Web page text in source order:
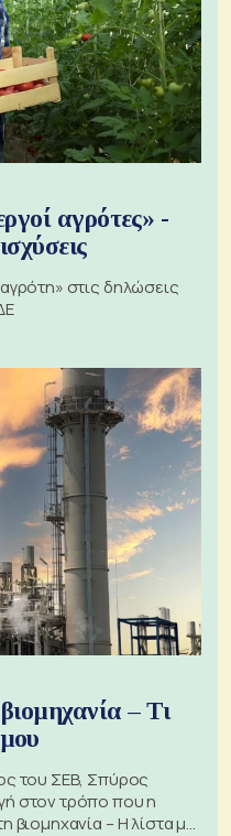
αγρότες» -
στις δηλώσεις
– Τι
του ΣΕΒ, Σπύρος
στον τρόπο που η
βιομηχανία – Η λίστα με